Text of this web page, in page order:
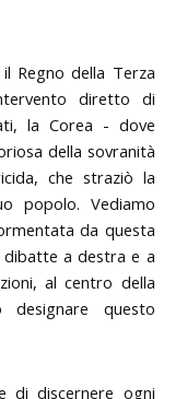
Regno della Terza
diretto di
la Corea - dove
della sovranità
che straziò la
popolo. Vediamo
da questa
a destra e a
al centro della
designare questo
di discernere ogni